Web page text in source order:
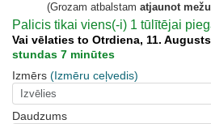
(Grozam atbalstam atjaunot mežu
Palicis tikai viens(-i) 1 tūlītējai
Vai vēlaties to Otrdiena, 11.
stundas 7 minūtes
Izmērs (Izmēru ceļvedis)
Daudzums